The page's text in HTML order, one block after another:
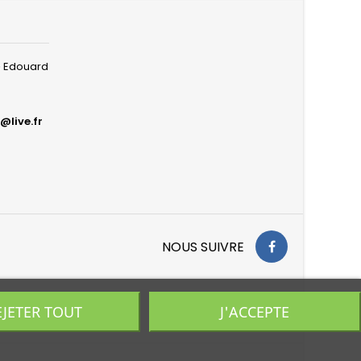
Edouard
NOUS SUIVRE
TOUT J'ACCEPTE